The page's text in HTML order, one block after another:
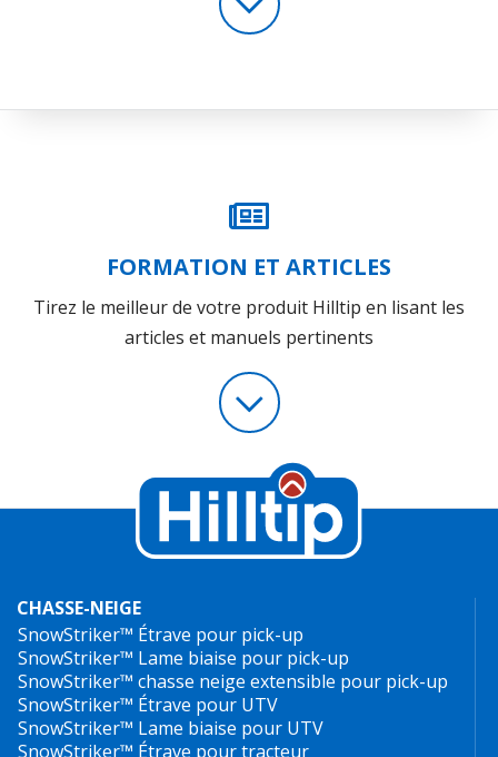
FORMATION ET ARTICLES
Tirez le meilleur de votre produit Hilltip en lisant les
articles et manuels pertinents
CHASSE-NEIGE
SnowStriker™ Étrave pour pick-up
SnowStriker™ Lame biaise pour pick-up
SnowStriker™ chasse neige extensible pour pick-up
SnowStriker™ Étrave pour UTV
SnowStriker™ Lame biaise pour UTV
SnowStriker™ Étrave pour tracteur